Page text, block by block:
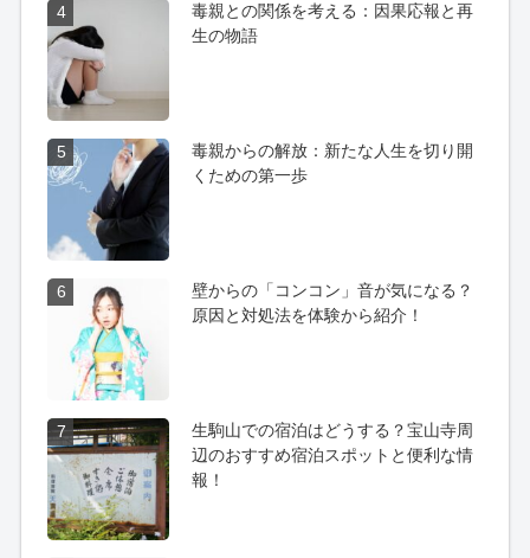
4
毒親との関係を考える：因果応報と再
生の物語
5
毒親からの解放：新たな人生を切り開
くための第一歩
6
壁からの「コンコン」音が気になる？
原因と対処法を体験から紹介！
7
生駒山での宿泊はどうする？宝山寺周
辺のおすすめ宿泊スポットと便利な情
報！